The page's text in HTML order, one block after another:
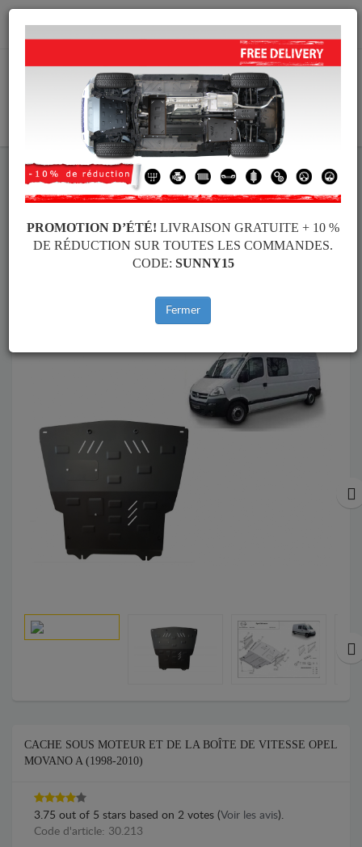
info@cachesousmoteur.fr
Cache Sous Moteur Opel
Cache Sous Moteur Opel Movano
Marques
CACHE SOUS MOTEUR ET DE LA BOÎTE DE VITESSE OPEL
MOVANO A (1998-2010)
3.75 out of 5 stars based on 2 votes (Voir les avis).
Code d'article: 30.213
PROMOTION D’ÉTÉ! LIVRAISON GRATUITE + 10 %
DE RÉDUCTION SUR TOUTES LES COMMANDES.
CODE: SUNNY15
Fermer